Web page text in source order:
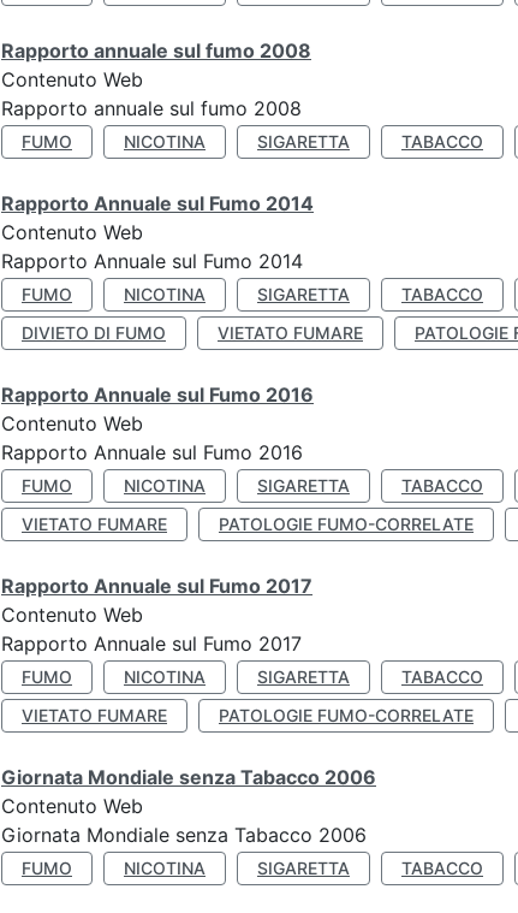
Rapporto annuale sul fumo 2008
Contenuto Web
Rapporto annuale sul fumo 2008
FUMO NICOTINA SIGARETTA TABACCO
Rapporto Annuale sul Fumo 2014
Contenuto Web
Rapporto Annuale sul Fumo 2014
FUMO NICOTINA SIGARETTA TABACCO
DIVIETO DI FUMO
VIETATO FUMARE PATOLOGIE
Rapporto Annuale sul Fumo 2016
Contenuto Web
Rapporto Annuale sul Fumo 2016
FUMO NICOTINA SIGARETTA TABACCO
VIETATO FUMARE
PATOLOGIE FUMO-CORRELATE
Rapporto Annuale sul Fumo 2017
Contenuto Web
Rapporto Annuale sul Fumo 2017
FUMO NICOTINA SIGARETTA TABACCO
VIETATO FUMARE
PATOLOGIE FUMO-CORRELATE
Giornata Mondiale senza Tabacco 2006
Contenuto Web
Giornata Mondiale senza Tabacco 2006
FUMO NICOTINA SIGARETTA TABACCO